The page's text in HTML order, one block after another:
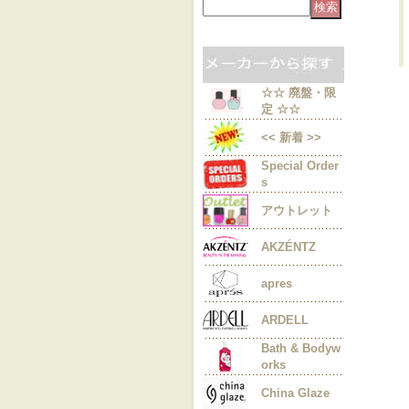
☆☆ 廃盤・限
定 ☆☆
<< 新着 >>
Special Order
s
アウトレット
AKZÉNTZ
apres
ARDELL
Bath & Bodyw
orks
China Glaze